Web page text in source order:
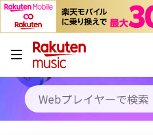
キャンペーン
料金プラン
使い方